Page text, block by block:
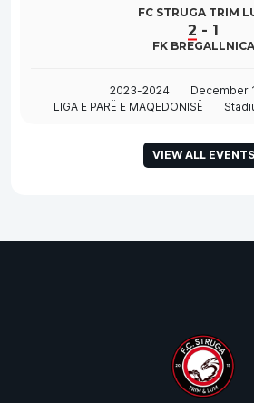
FC STRUGA TRIM
2 - 1
FK BREGALLNICA
2023-2024
December
LIGA E PARË E MAQEDONISË
VIEW ALL EVENTS